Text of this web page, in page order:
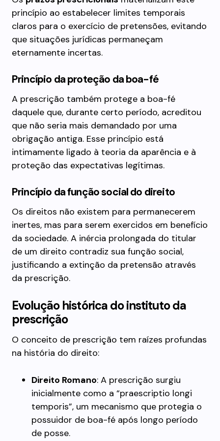
princípio ao estabelecer limites temporais
claros para o exercício de pretensões, evitando
que situações jurídicas permaneçam
eternamente incertas.
Princípio da proteção da boa-fé
A prescrição também protege a boa-fé
daquele que, durante certo período, acreditou
que não seria mais demandado por uma
obrigação antiga. Esse princípio está
intimamente ligado à teoria da aparência e à
proteção das expectativas legítimas.
Princípio da função social do direito
Os direitos não existem para permanecerem
inertes, mas para serem exercidos em benefício
da sociedade. A inércia prolongada do titular
de um direito contradiz sua função social,
justificando a extinção da pretensão através
da prescrição.
Evolução histórica do instituto da
prescrição
O conceito de prescrição tem raízes profundas
na história do direito:
Direito Romano: A prescrição surgiu
inicialmente como a “praescriptio longi
temporis”, um mecanismo que protegia o
possuidor de boa-fé após longo período
de posse.